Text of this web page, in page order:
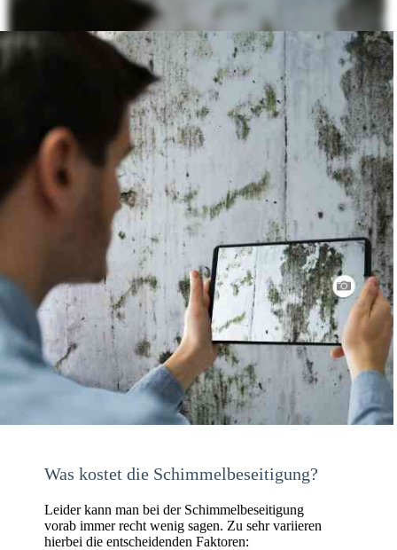
Was kostet die Schimmelbeseitigung?
Leider kann man bei der Schimmelbeseitigung
vorab immer recht wenig sagen. Zu sehr variieren
hierbei die entscheidenden Faktoren: